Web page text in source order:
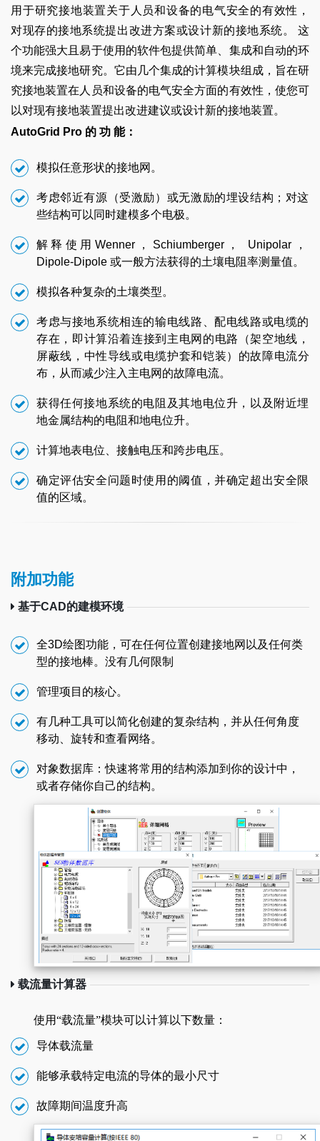
用于研究接地装置关于人员和设备的电气安全的有效性，
对现存的接地系统提出改进方案或设计新的接地系统。 这
个功能强大且易于使用的软件包提供简单、集成和自动的环
境来完成接地研究。它由几个集成的计算模块组成，旨在研
究接地装置在人员和设备的电气安全方面的有效性，使您可
以对现有接地装置提出改进建议或设计新的接地装置。
AutoGrid Pro 的 功 能：
模拟任意形状的接地网。
考虑邻近有源（受激励）或无激励的埋设结构；对这
些结构可以同时建模多个电极。
解释使用Wenner，Schiumberger， Unipolar，
Dipole-Dipole 或一般方法获得的土壤电阻率测量值。
模拟各种复杂的土壤类型。
考虑与接地系统相连的输电线路、配电线路或电缆的
存在，即计算沿着连接到主电网的电路（架空地线，
屏蔽线，中性导线或电缆护套和铠装）的故障电流分
布，从而减少注入主电网的故障电流。
获得任何接地系统的电阻及其地电位升，以及附近埋
地金属结构的电阻和地电位升。
计算地表电位、接触电压和跨步电压。
确定评估安全问题时使用的阈值，并确定超出安全限
值的区域。
附加功能
基于CAD的建模环境
全3D绘图功能，可在任何位置创建接地网以及任何类
型的接地棒。没有几何限制
管理项目的核心。
有几种工具可以简化创建的复杂结构，并从任何角度
移动、旋转和查看网络。
对象数据库：快速将常用的结构添加到你的设计中，
或者存储你自己的结构。
载流量计算器
使用“载流量”模块可以计算以下数量：
导体载流量
能够承载特定电流的导体的最小尺寸
故障期间温度升高